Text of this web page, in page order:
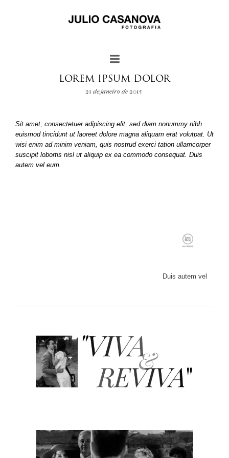
LOREM IPSUM DOLOR
21 de janeiro de 2015
Sit amet, consectetuer adipiscing elit, sed diam nonummy nibh
euismod tincidunt ut laoreet dolore magna aliquam erat volutpat. Ut
wisi enim ad minim veniam, quis nostrud exerci tation ullamcorper
suscipit lobortis nisl ut aliquip ex ea commodo consequat. Duis
autem vel eum.
Duis autem vel